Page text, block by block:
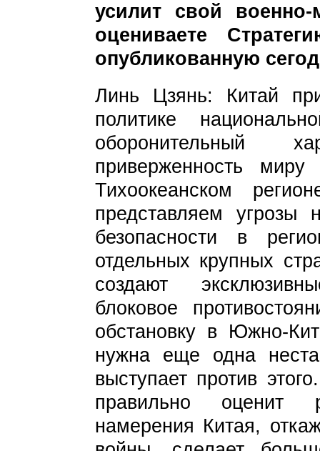
усилит свой
оцениваете
опубликованную
Линь Цзянь: Китай
политике
оборонительный
приверженность
Тихоокеанском
представляем
безопасности в
отдельных крупных
создают
блоковое
обстановку в Южно-
нужна еще одна
выступает против
правильно оценит
намерения Китая,